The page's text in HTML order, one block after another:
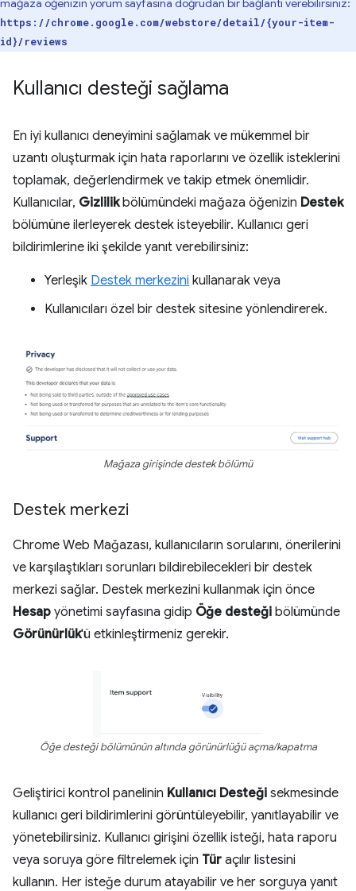
mağaza öğenizin yorum sayfasına doğrudan bir bağlantı verebilirsiniz:
https://chrome.google.com/webstore/detail/{your-item-
id}/reviews
Kullanıcı desteği sağlama
En iyi kullanıcı deneyimini sağlamak ve mükemmel bir
uzantı oluşturmak için hata raporlarını ve özellik isteklerini
toplamak, değerlendirmek ve takip etmek önemlidir.
Kullanıcılar, Gizlilikbölümündeki mağaza öğenizin Destek
bölümüne ilerleyerek destek isteyebilir. Kullanıcı geri
bildirimlerine iki şekilde yanıt verebilirsiniz:
Yerleşik Destek merkezini kullanarak veya
Kullanıcıları özel bir destek sitesine yönlendirerek.
Mağaza girişinde destek bölümü
Destek merkezi
Chrome Web Mağazası, kullanıcıların sorularını, önerilerini
ve karşılaştıkları sorunları bildirebilecekleri bir destek
merkezi sağlar. Destek merkezini kullanmak için önce
Hesap yönetimi sayfasına gidip Öğe desteği bölümünde
Görünürlük'ü etkinleştirmeniz gerekir.
Öğe desteği bölümünün altında görünürlüğü açma/kapatma
Geliştirici kontrol panelinin Kullanıcı Desteği sekmesinde
kullanıcı geri bildirimlerini görüntüleyebilir, yanıtlayabilir ve
yönetebilirsiniz. Kullanıcı girişini özellik isteği, hata raporu
veya soruya göre filtrelemek için Tür açılır listesini
kullanın. Her isteğe durum atayabilir ve her sorguya yanıt